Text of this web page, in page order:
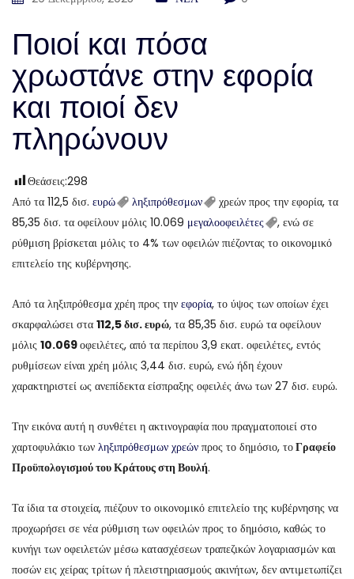
Ποιοί και πόσα
χρωστάνε στην εφορία
και ποιοί δεν
πληρώνουν
Θεάσεις:298
Από τα 112,5 δισ. ευρώ ληξιπρόθεσμων
χρεών προς την εφορία, τα
85,35 δισ. τα οφείλουν μόλις 10.069 μεγαλοοφειλέτες
, ενώ σε
ρύθμιση βρίσκεται μόλις το 4% των οφειλών πιέζοντας το οικονομικό
επιτελείο της κυβέρνησης.
Από τα ληξιπρόθεσμα χρέη προς την εφορία, το ύψος των οποίων έχει
σκαρφαλώσει στα 112,5 δισ. ευρώ, τα 85,35 δισ. ευρώ τα οφείλουν
μόλις 10.069οφειλέτες, από τα περίπου 3,9 εκατ. οφειλέτες, εντός
ρυθμίσεων είναι χρέη μόλις 3,44 δισ. ευρώ, ενώ ήδη έχουν
χαρακτηριστεί ως ανεπίδεκτα είσπραξης οφειλές άνω των 27 δισ. ευρώ.
Την εικόνα αυτή η συνθέτει η ακτινογραφία που πραγματοποιεί στο
χαρτοφυλάκιο των ληξιπρόθεσμων χρεών προς το δημόσιο, τοΓραφείο
Προϋπολογισμού του Κράτους στη Βουλή.
Τα ίδια τα στοιχεία, πιέζουν το οικονομικό επιτελείο της κυβέρνησης να
προχωρήσει σε νέα ρύθμιση των οφειλών προς το δημόσιο, καθώς το
κυνήγι των οφειλετών μέσω κατασχέσεων τραπεζικών λογαριασμών και
ποσών εις χείρας τρίτων ή πλειστηριασμούς ακινήτων, δεν αντιμετωπίζει